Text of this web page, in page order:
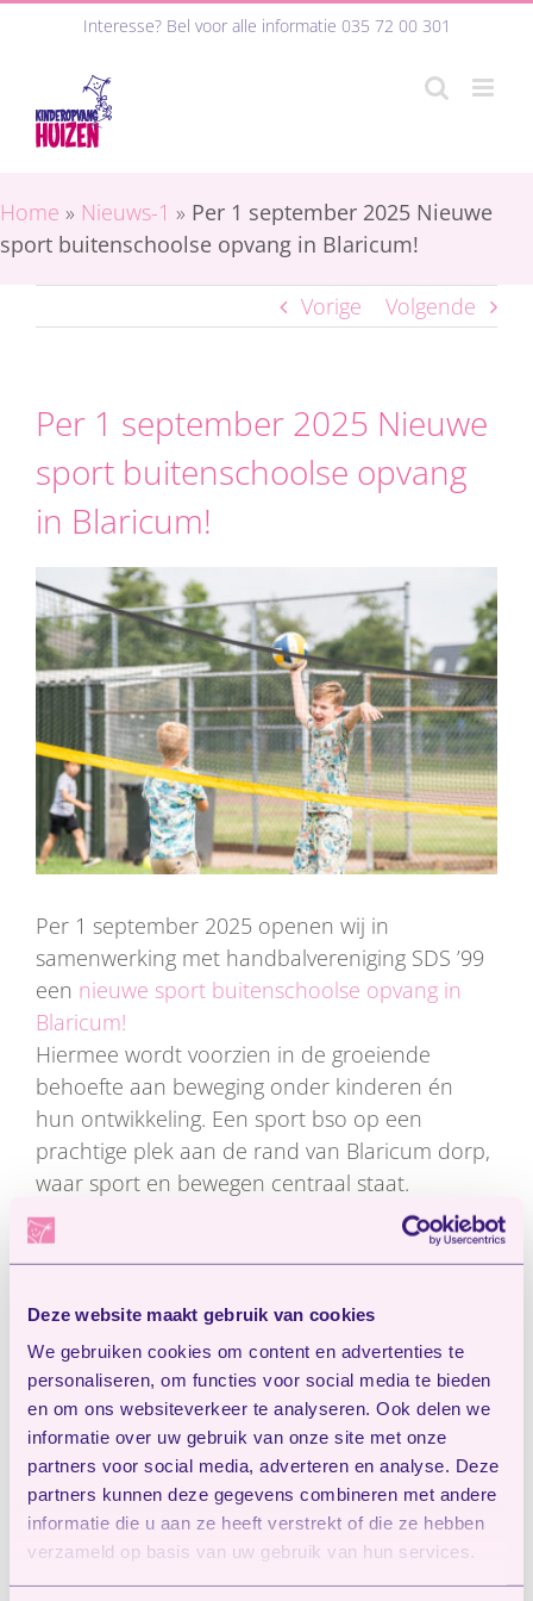
Deze website maakt gebruik van cookies
We gebruiken cookies om content en advertenties te
personaliseren, om functies voor social media te bieden
en om ons websiteverkeer te analyseren. Ook delen we
informatie over uw gebruik van onze site met onze
partners voor social media, adverteren en analyse. Deze
partners kunnen deze gegevens combineren met andere
informatie die u aan ze heeft verstrekt of die ze hebben
verzameld op basis van uw gebruik van hun services.
Interesse? Bel voor alle informatie 035 72 00 301
Home » Nieuws-1 » Per 1 september 2025 Nieuwe
sport buitenschoolse opvang in Blaricum!
Vorige Volgende
Per 1 september 2025 Nieuwe
sport buitenschoolse opvang
in Blaricum!
Bekijk
grotere
afbeelding
Per 1 september 2025 openen wij in
samenwerking met handbalvereniging SDS ’99
een nieuwe sport buitenschoolse opvang in
Blaricum!
Hiermee wordt voorzien in de groeiende
behoefte aan beweging onder kinderen én
hun ontwikkeling. Een sport bso op een
prachtige plek aan de rand van Blaricum dorp,
waar sport en bewegen centraal staat.
Bewegen
donderdag* gevarieerde sport en spel
activiteiten aan; balspelen, klimmen, fietsen en
skaten. “We willen kinderen niet alleen
opvangen, maar écht iets toevoegen aan hun
dag. Bewegen is essentieel voor de fysieke en
mentale ontwikkeling. En als kinderen iets leuk
vinden zijn ze ontzettend fanatiek!”